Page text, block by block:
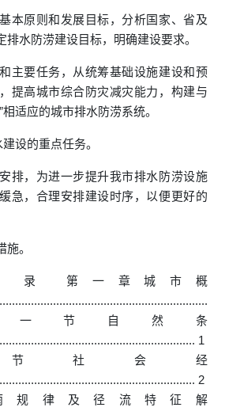
本原则和发展目标，分析国家、省及
排水防涝建设目标，明确建设要求。
主要任务，从统筹基础设施建设和预
提高城市综合防灾减灾能力，构建与
适应的城市排水防涝系统。
设的重点任务。
排，为进一步提升我市排水防涝设施
急，合理安排建设时序，以便更好的
。
第一章城市概
一节自然条
1
社会经
2
规律及径流特征解